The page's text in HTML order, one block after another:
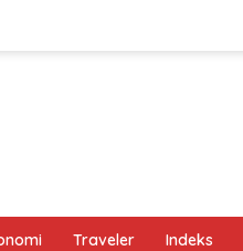
Traveler Indeks